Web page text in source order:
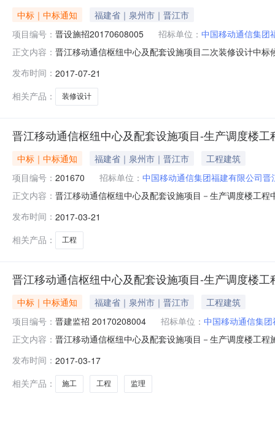
中标｜中标通知
福建省｜泉州市｜晋江市
项目编号： 晋设施招20170608005 招标单位： 中国移动通信集团
正文内容： 晋江移动通信枢纽中心及配套设施项目二次装修设计中
标投标中心公开开标，已由评标委员会评审完毕，现将
上海中福建筑设计院
发布时间： 2017-07-21
相关产品：
装修设计
晋江移动通信枢纽中心及配套设施项目-生产调度楼工
中标｜中标通知 福建省｜泉州市｜晋江市
工程建筑
项目编号： 201670 招标单位： 中国移动通信集团福建有限公司晋
正文内容： 晋江移动通信枢纽中心及配套设施项目－生产调度楼工
建设工程招标投标中心开标并于2017年3月13日发布中
发布时间： 2017-03-21
相关产品：
工程
晋江移动通信枢纽中心及配套设施项目-生产调度楼工
中标｜中标通知 福建省｜泉州市｜晋江市
工程建筑
项目编号： 晋建监招 20170208004 招标单位： 中国移动通信集
正文内容： 晋江移动通信枢纽中心及配套设施项目－生产调度楼工
建设工程招标投标中心开标并于2017年3月13日发布中
公司监理服务
发布时间： 2017-03-17
相关产品：
施工 工程 监理